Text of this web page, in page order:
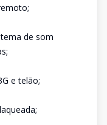
de som
e telão;